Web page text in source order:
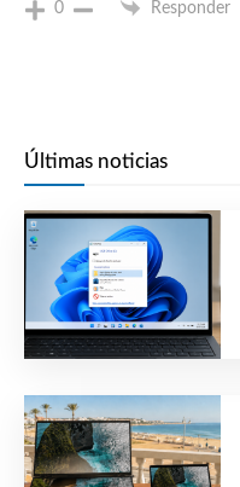
0 Responder
Últimas noticias